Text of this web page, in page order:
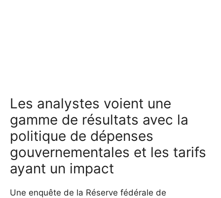
Les analystes voient une
gamme de résultats avec la
politique de dépenses
gouvernementales et les tarifs
ayant un impact
Une enquête de la Réserve fédérale de